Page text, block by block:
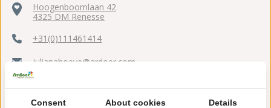
Hoogenboomlaan 42
4325 DM Renesse
+31(0)111461414
julianahoeve@ardoer.com
Consent About cookies Details